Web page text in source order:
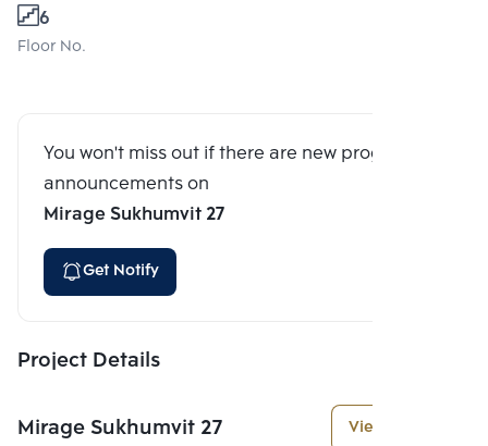
6
Floor No.
You won't miss out if there are new program
announcements on
Mirage Sukhumvit 27
Get Notify
Project Details
Mirage Sukhumvit 27 View More